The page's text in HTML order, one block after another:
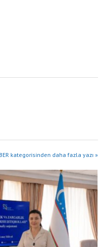
kategorisinden daha fazla yazı »